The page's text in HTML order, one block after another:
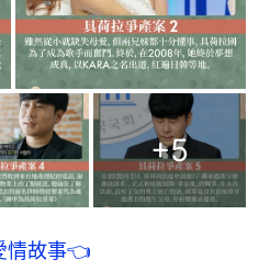
+5
情故事👈